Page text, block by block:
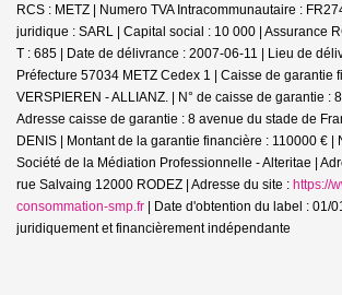
RCS : METZ | Numero TVA Intracommunautaire :
juridique : SARL | Capital social : 10 000 | Assurance
T : 685 | Date de délivrance : 2007-06-11 | Lieu de
Préfecture 57034 METZ Cedex 1 | Caisse de garantie
VERSPIEREN - ALLIANZ. | N° de caisse de garantie :
Adresse caisse de garantie : 8 avenue du stade de
DENIS | Montant de la garantie financière : 110000 € |
Société de la Médiation Professionnelle - Alteritae |
rue Salvaing 12000 RODEZ | Adresse du site : https://
consommation-smp.fr | Date d'obtention du label : 01/
juridiquement et financièrement indépendante